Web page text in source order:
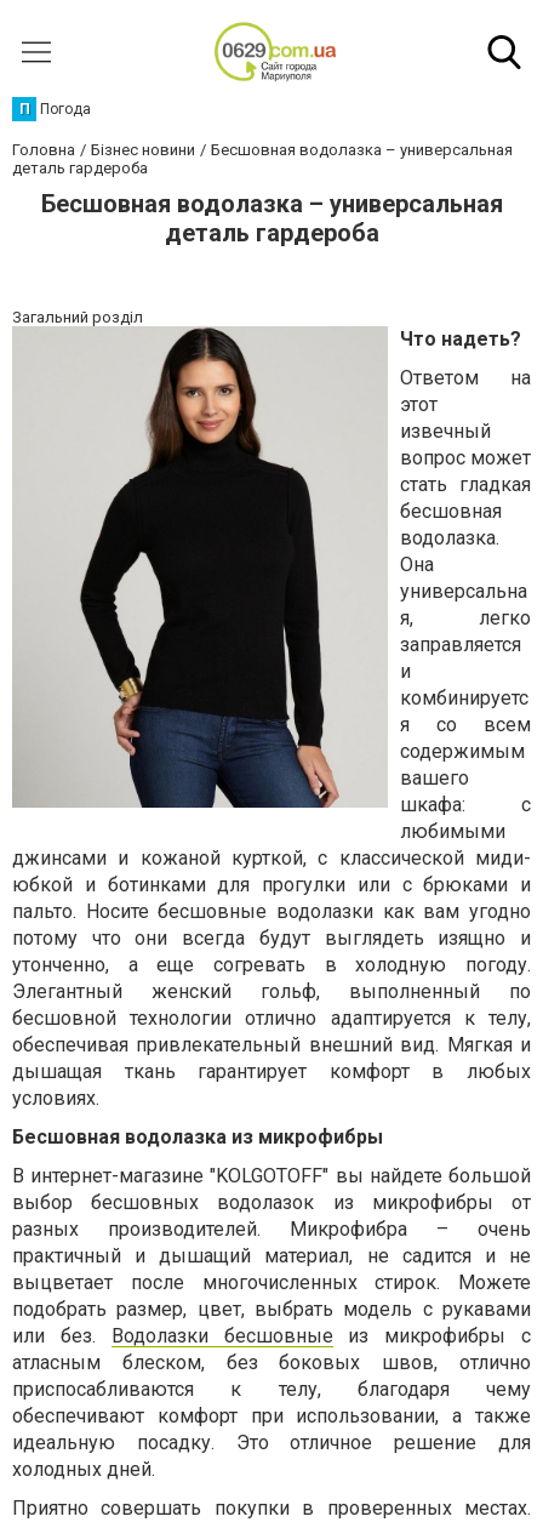
П Погода
Головна Бізнес новини
Бесшовная водолазка – универсальная
деталь гардероба
Бесшовная водолазка – универсальная
деталь гардероба
Загальний розділ
Что надеть?
Ответом на
этот
извечный
вопрос может
стать гладкая
бесшовная
водолазка.
Она
универсальна
я, легко
заправляется
и
комбинируетс
я со всем
содержимым
вашего
шкафа: с
любимыми
джинсами и кожаной курткой, с классической миди-
юбкой и ботинками для прогулки или с брюками и
пальто. Носите бесшовные водолазки как вам угодно
потому что они всегда будут выглядеть изящно и
утонченно, а еще согревать в холодную погоду.
Элегантный женский гольф, выполненный по
бесшовной технологии отлично адаптируется к телу,
обеспечивая привлекательный внешний вид. Мягкая и
дышащая ткань гарантирует комфорт в любых
условиях.
Бесшовная водолазка из микрофибры
В интернет-магазине "KOLGOTOFF" вы найдете большой
выбор бесшовных водолазок из микрофибры от
разных производителей. Микрофибра – очень
практичный и дышащий материал, не садится и не
выцветает после многочисленных стирок. Можете
подобрать размер, цвет, выбрать модель с рукавами
или без. Водолазки бесшовные из микрофибры с
атласным блеском, без боковых швов, отлично
приспосабливаются к телу, благодаря чему
обеспечивают комфорт при использовании, а также
идеальную посадку. Это отличное решение для
холодных дней.
Приятно совершать покупки в проверенных местах.